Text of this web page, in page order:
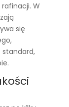
rafinacji. W
się
standard,